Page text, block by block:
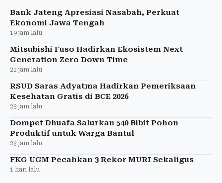
Bank Jateng Apresiasi Nasabah, Perkuat
Ekonomi Jawa Tengah
19 jam lalu
Mitsubishi Fuso Hadirkan Ekosistem Next
Generation Zero Down Time
22 jam lalu
RSUD Saras Adyatma Hadirkan Pemeriksaan
Kesehatan Gratis di BCE 2026
23 jam lalu
Dompet Dhuafa Salurkan 540 Bibit Pohon
Produktif untuk Warga Bantul
23 jam lalu
FKG UGM Pecahkan 3 Rekor MURI Sekaligus
1 hari lalu